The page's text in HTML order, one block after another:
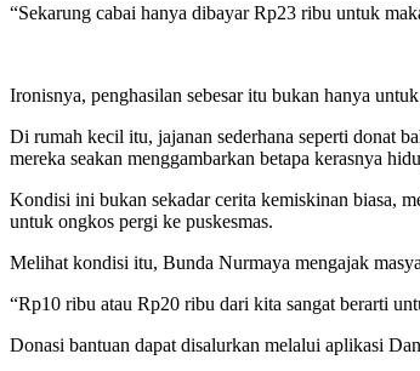
“Sekarung cabai hanya dibayar Rp23 ribu untuk
Ironisnya, penghasilan sebesar itu bukan hanya
Di rumah kecil itu, jajanan sederhana seperti donat
mereka seakan menggambarkan betapa kerasnya
Kondisi ini bukan sekadar cerita kemiskinan biasa,
untuk ongkos pergi ke puskesmas.
Melihat kondisi itu, Bunda Nurmaya mengajak
“Rp10 ribu atau Rp20 ribu dari kita sangat berarti
Donasi bantuan dapat disalurkan melalui aplikasi